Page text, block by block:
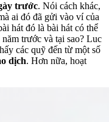
trước. Nói cách khác,
ai đó đã gửi vào ví của
hát đó là bài hát có thể
trước và tại sao? Luc
các quỹ đến từ một số
dịch. Hơn nữa, hoạt